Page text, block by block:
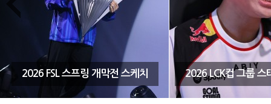
2026 FSL 스프링 개막전 스케치 2026 LCK컵 그룹 스